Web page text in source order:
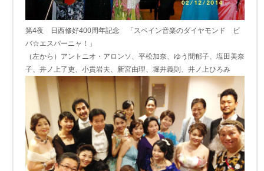
第4夜 日西修好400周年記念 「スペイン音楽のダイヤモンド ビ
バ☆エスパーニャ！」
（左から）アントニオ・アロンソ、平松加奈、ゆう間郁子、塩田美奈
子、井ノ上了吏、小貫岩夫、新宮由理、堀井義則、井ノ上ひろみ